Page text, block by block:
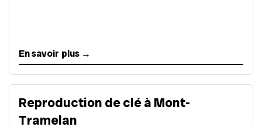
En savoir plus →
Reproduction de clé à Mont-
Tramelan